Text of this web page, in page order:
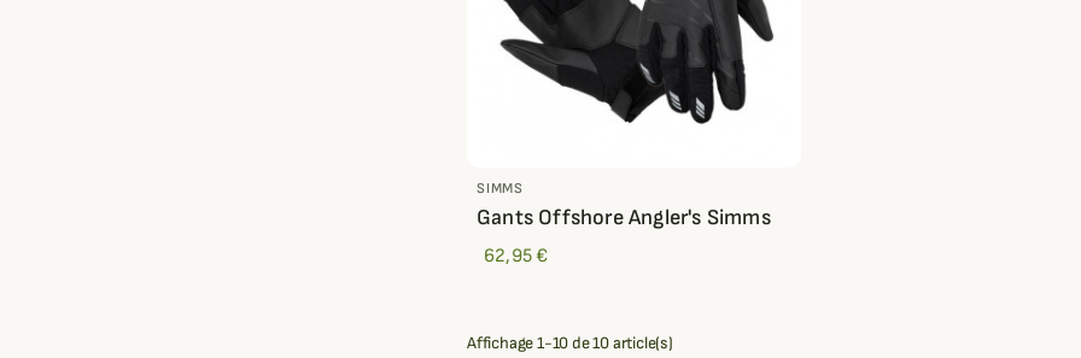
SIMMS
Gants Offshore Angler's Simms
62,95 €
Affichage 1-10 de 10 article(s)